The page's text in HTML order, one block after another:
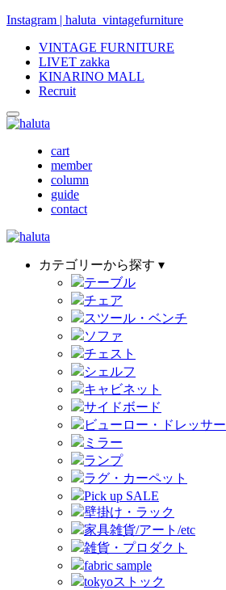
Instagram | haluta_vintagefurniture
VINTAGE FURNITURE
LIVET zakka
KINARINO MALL
Recruit
cart
member
column
guide
contact
カテゴリーから探す ▾
テーブル
チェア
スツール・ベンチ
ソファ
チェスト
シェルフ
キャビネット
サイドボード
ビューロー・ドレッサー
ミラー
ランプ
ラグ・カーペット
Pick up SALE
壁掛け・ラック
家具雑貨/アート/etc
雑貨・プロダクト
fabric sample
tokyoストック